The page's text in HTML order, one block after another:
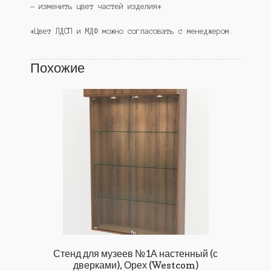
— изменить цвет частей изделия*
*Цвет ЛДСП и МДФ можно согласовать с менеджером.
Похожие
Стенд для музеев №1А настенный (с
дверками), Орех (Westcom)